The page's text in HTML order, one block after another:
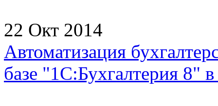
22 Окт 2014
Автоматизация
базе "1С:Бухгалтерия